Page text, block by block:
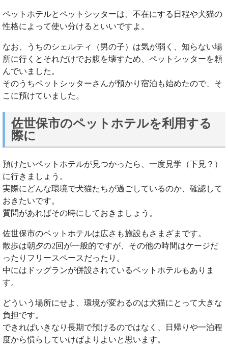
ペットホテルとペットシッターは、不在にする日程や犬猫の
性格によって使い分けるといいですよ。
なお、うちのシェルティ（男の子）は気が弱く、知らない場
所に行くとそれだけでお腹を壊すため、ペットシッターを頼
んでいました。
そのうちペットシッターさんが預かり宿泊も始めたので、そ
こに預けていました。
佐世保市のペットホテルを利用する
際に
預けたいペットホテルが見つかったら、一度見学（下見？）
に行きましょう。
実際にどんな環境で犬猫たちが過ごしているのか、確認して
おきたいです。
質問があればその時にしておきましょう。
佐世保市のペットホテルは広さも施設もさまざまです。
散歩は朝夕の2回が一般的ですが、その他の時間はケージだ
ったりフリースペースだったり。
中にはドッグランが併設されているペットホテルもありま
す。
どういう場所にせよ、環境が変わるのは犬猫にとって大きな
負担です。
できればいきなり長期で預けるのではなく、日帰りや一泊程
度から慣らしていけばよりよいと思います。